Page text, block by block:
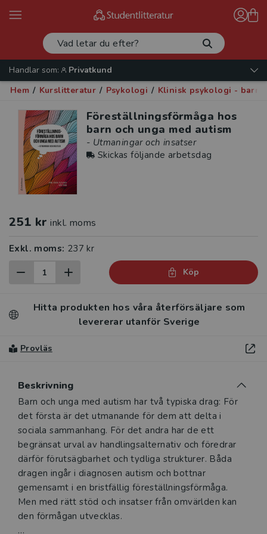
Handlar som:
Privatkund
Hem / Kurslitteratur / Psykologi / Klinisk psykologi - barn
Föreställningsförmåga hos
barn och unga med autism
- Utmaningar och insatser
Skickas följande arbetsdag
251 kr inkl. moms
Exkl. moms: 237 kr
Köp
Hitta produkten hos våra återförsäljare som
levererar utanför Sverige
Provläs
Beskrivning
Beskrivning
Barn och unga med autism har två typiska drag: För
det första är det utmanande för dem att delta i
sociala sammanhang. För det andra har de ett
begränsat urval av handlingsalternativ och föredrar
därför förutsägbarhet och tydliga strukturer. Båda
dragen ingår i diagnosen autism och bottnar
gemensamt i en bristfällig föreställningsförmåga.
Men med rätt stöd och insatser från omvärlden kan
den förmågan utvecklas.